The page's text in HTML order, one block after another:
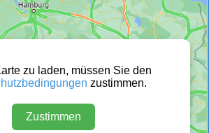
Sperrungen
Defektes Fahrzeug
zu laden, müssen Sie den
zustimmen.
Zustimmen